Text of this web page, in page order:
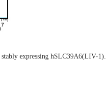
stably expressing hSLC39A6(LIV-1).